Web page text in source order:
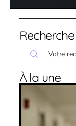
Recherche
À la une